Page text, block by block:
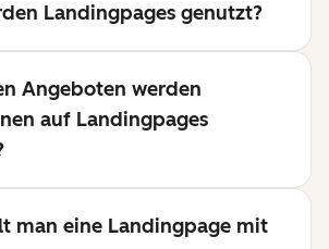
Landingpages genutzt?
Angeboten werden
auf Landingpages
man eine Landingpage mit